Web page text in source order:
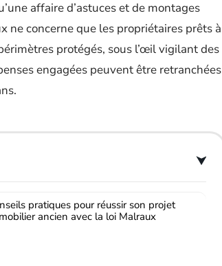
affaire d’astuces et de montages
ne concerne que les propriétaires prêts à
protégés, sous l’œil vigilant des
engagées peuvent être retranchées
pratiques pour réussir son projet
ancien avec la loi Malraux